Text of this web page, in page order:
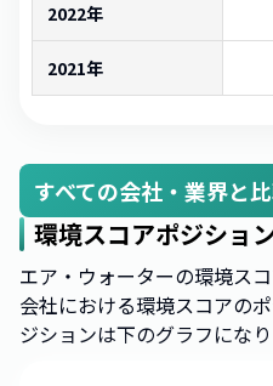
2022年
2021年
すべての会社・業界と
環境スコアポジショ
エア・ウォーターの環境ス
会社における環境スコアの
ジションは下のグラフになり